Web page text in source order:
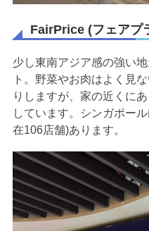
FairPrice (フェアプ
少し東南アジア感の強い
ト。野菜やお肉はよく見
りしますが、家の近くに
しています。シンガポー
在106店舗)あります。